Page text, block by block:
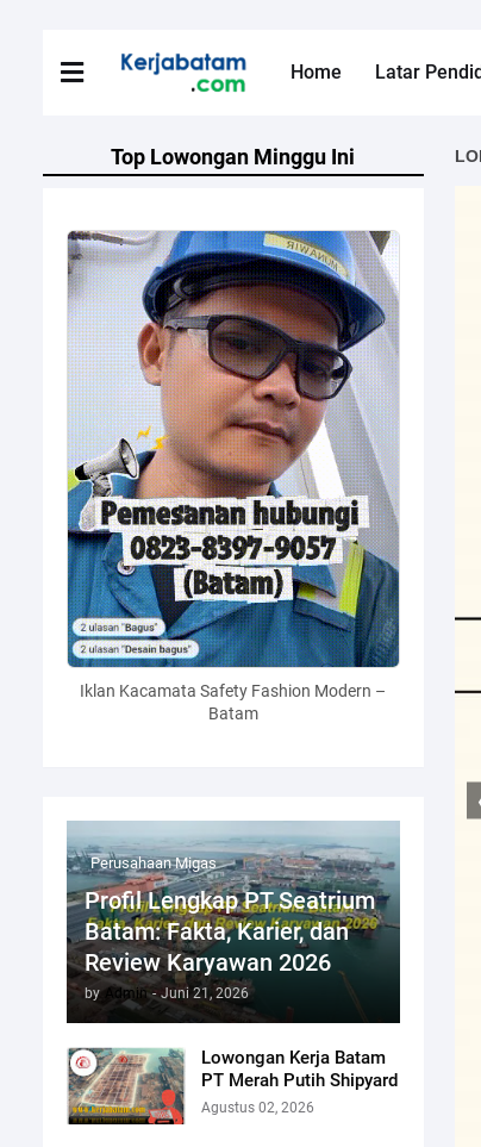
Home Latar
Top Lowongan Minggu Ini
Iklan Kacamata Safety Fashion Modern –
Batam
Perusahaan Migas
Profil Lengkap PT Seatrium
Batam: Fakta, Karier, dan
Review Karyawan 2026
by Admin - Juni 21, 2026
Lowongan Kerja Batam
PT Merah Putih Shipyard
Agustus 02, 2026